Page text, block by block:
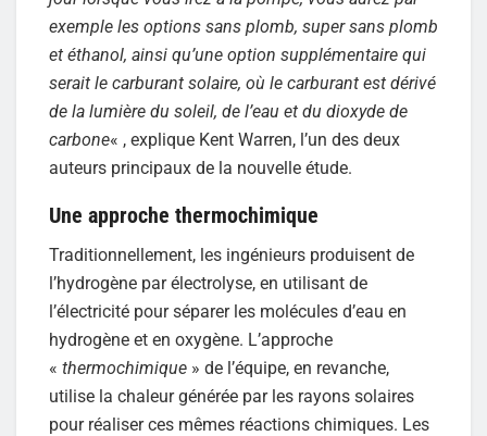
exemple les options sans plomb, super sans plomb
et éthanol, ainsi qu’une option supplémentaire qui
serait le carburant solaire, où le carburant est dérivé
de la lumière du soleil, de l’eau et du dioxyde de
carbone« , explique Kent Warren, l’un des deux
auteurs principaux de la nouvelle étude.
Une approche thermochimique
Traditionnellement, les ingénieurs produisent de
l’hydrogène par électrolyse, en utilisant de
l’électricité pour séparer les molécules d’eau en
hydrogène et en oxygène. L’approche
« thermochimique » de l’équipe, en revanche,
utilise la chaleur générée par les rayons solaires
pour réaliser ces mêmes réactions chimiques. Les